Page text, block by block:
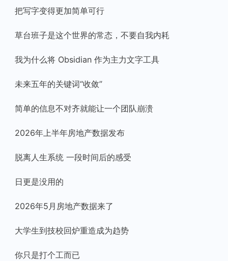
把写字变得更加简单可行
草台班子是这个世界的常态，不要自我内耗
我为什么将 Obsidian 作为主力文字工具
未来五年的关键词“收敛”
简单的信息不对齐就能让一个团队崩溃
2026年上半年房地产数据发布
脱离人生系统 一段时间后的感受
日更是没用的
2026年5月房地产数据来了
大学生到技校回炉重造成为趋势
你只是打个工而已